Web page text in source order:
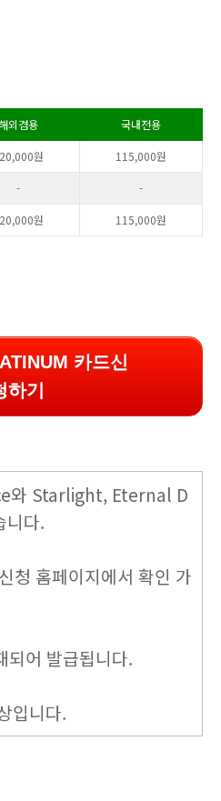
외겸용 국내전용
원 115,000원
- -
원 115,000원
카드신
하기
와 Starlight, Eternal D
니다.
청 홈페이지에서 확인 가
되어 발급됩니다.
입니다.